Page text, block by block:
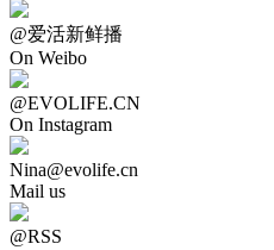
@爱活新鲜播
On Weibo
@EVOLIFE.CN
On Instagram
Nina@evolife.cn
Mail us
@RSS